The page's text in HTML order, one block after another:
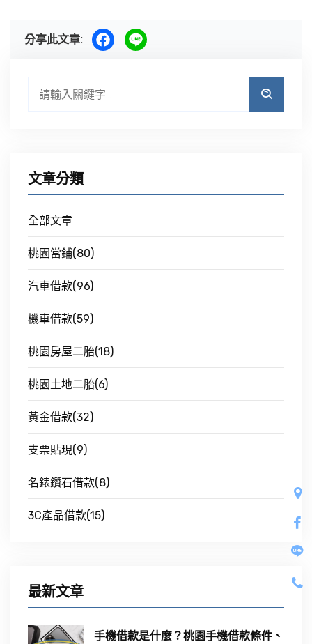
分享此文章:
文章分類
全部文章
桃園當鋪(80)
汽車借款(96)
機車借款(59)
桃園房屋二胎(18)
桃園土地二胎(6)
黃金借款(32)
支票貼現(9)
名錶鑽石借款(8)
3C產品借款(15)
最新文章
手機借款是什麼？桃園手機借款條件、